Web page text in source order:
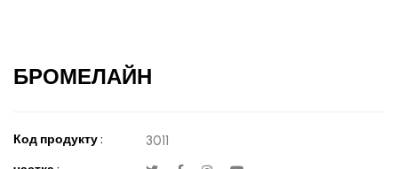
БРОМЕЛАЙН
Код продукту : 3011